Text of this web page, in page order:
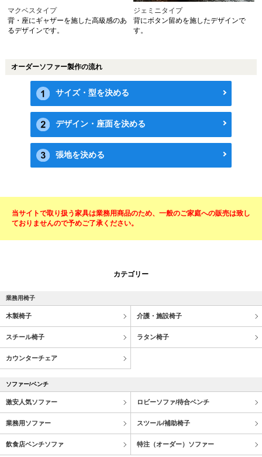
マクベスタイプ
背・座にギャザーを施した高級感のあ
るデザインです。
ジェミニタイプ
背にボタン留めを施したデザインで
す。
オーダーソファー製作の流れ
サイズ・型を決める
デザイン・座面を決める
張地を決める
当サイトで取り扱う家具は業務用商品のため、一般のご家庭への販売は致し
ておりませんので予めご了承ください。
カテゴリー
業務用椅子
木製椅子 介護・施設椅子
スチール椅子 ラタン椅子
カウンターチェア
ソファー/ベンチ
激安人気ソファー ロビーソファ/待合ベンチ
業務用ソファー スツール/補助椅子
飲食店ベンチソファ 特注（オーダー）ソファー